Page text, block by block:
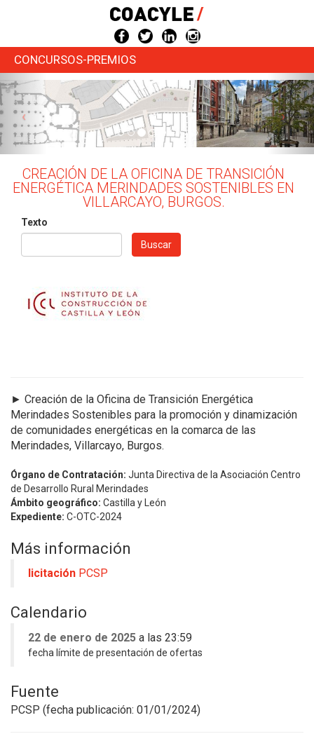
principal
CONCURSOS-PREMIOS
CREACIÓN DE LA OFICINA DE TRANSICIÓN
ENERGÉTICA MERINDADES SOSTENIBLES EN
VILLARCAYO, BURGOS.
Texto
Buscar
► Creación de la Oficina de Transición Energética
Merindades Sostenibles para la promoción y dinamización
de comunidades energéticas en la comarca de las
Merindades, Villarcayo, Burgos.
Órgano de Contratación: Junta Directiva de la Asociación Centro
de Desarrollo Rural Merindades
Ámbito geográfico: Castilla y León
Expediente: C-OTC-2024
Más información
licitación PCSP
Calendario
22 de enero de 2025 a las 23:59
fecha límite de presentación de ofertas
Fuente
PCSP (fecha publicación: 01/01/2024)